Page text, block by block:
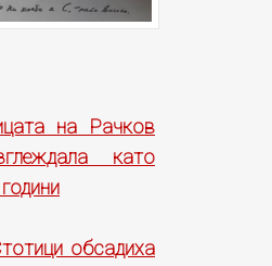
на Рачков
като
обсадиха